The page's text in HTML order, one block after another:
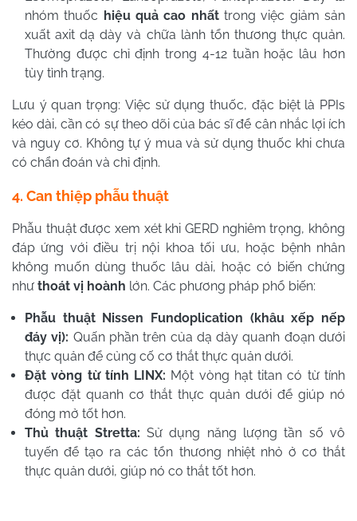
nhóm thuốc hiệu quả cao nhấttrong việc giảm sản
xuất axit dạ dày và chữa lành tổn thương thực quản.
Thường được chỉ định trong 4-12 tuần hoặc lâu hơn
tùy tình trạng.
Lưu ý quan trọng: Việc sử dụng thuốc, đặc biệt là PPIs
kéo dài, cần có sự theo dõi của bác sĩ để cân nhắc lợi ích
và nguy cơ. Không tự ý mua và sử dụng thuốc khi chưa
có chẩn đoán và chỉ định.
4. Can thiệp phẫu thuật
Phẫu thuật được xem xét khi GERD nghiêm trọng, không
đáp ứng với điều trị nội khoa tối ưu, hoặc bệnh nhân
không muốn dùng thuốc lâu dài, hoặc có biến chứng
như thoát vị hoành lớn. Các phương pháp phổ biến:
Phẫu thuật Nissen Fundoplication (khâu xếp nếp
đáy vị): Quấn phần trên của dạ dày quanh đoạn dưới
thực quản để củng cố cơ thắt thực quản dưới.
Đặt vòng từ tính LINX: Một vòng hạt titan có từ tính
được đặt quanh cơ thắt thực quản dưới để giúp nó
đóng mở tốt hơn.
Thủ thuật Stretta: Sử dụng năng lượng tần số vô
tuyến để tạo ra các tổn thương nhiệt nhỏ ở cơ thắt
thực quản dưới, giúp nó co thắt tốt hơn.